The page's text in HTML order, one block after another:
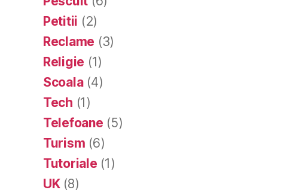
Petitii (2)
Reclame (3)
Religie (1)
Scoala(4)
Tech (1)
Telefoane (5)
Turism (6)
Tutoriale (1)
UK(8)